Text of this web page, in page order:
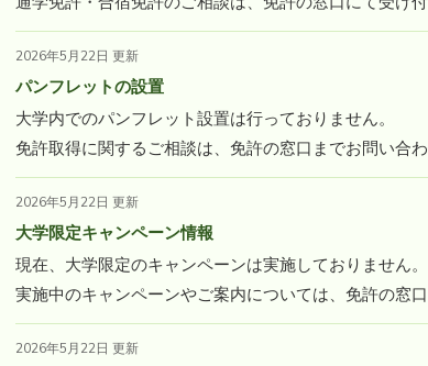
2026年5月22日 更新
パンフレットの設置
大学内でのパンフレット設置は行っておりません。
免許取得に関するご相談は、免許の窓口までお問い合わ
2026年5月22日 更新
大学限定キャンペーン情報
現在、大学限定のキャンペーンは実施しておりません。
実施中のキャンペーンやご案内については、免許の窓
2026年5月22日 更新